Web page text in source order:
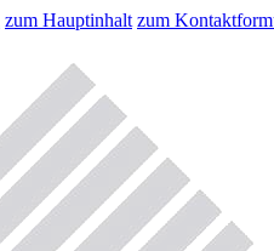
zum Hauptinhalt zum